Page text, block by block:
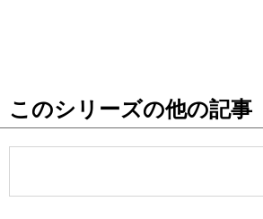
お知らせ
このシリーズの他の記事